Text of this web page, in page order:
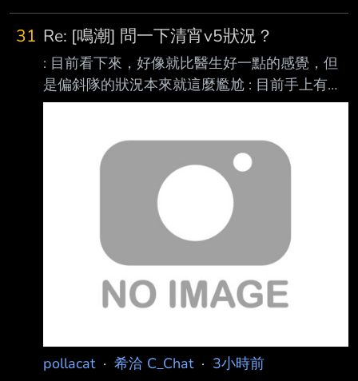
31 Re: [鳴潮] 問一下清宵v5狀況？
: 目前看下來，好像就比醫生好一點的感覺，但
是偏斜隊的狀況本來就這麼尷尬 : 目前手上有
400抽，還可以換2鏈，但是清宵的狀況怎麼樣
: 更何況狐狸還有鎖冥要抽 : 有拉表仙人簡評清
宵狀況嗎 來源強度吧
https://i.meee.com.tw/o88xwRC.png
https://i.meee.com.tw/jbEdza9.png
https://i.meee.com.tw/ZqWsQD3.png
https://i.meee.com.tw/T01
pollacat· 希洽 C_Chat· 3小時前